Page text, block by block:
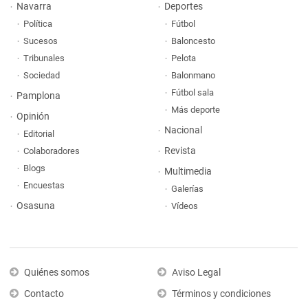
Navarra
Política
Sucesos
Tribunales
Sociedad
Pamplona
Opinión
Editorial
Colaboradores
Blogs
Encuestas
Osasuna
Deportes
Fútbol
Baloncesto
Pelota
Balonmano
Fútbol sala
Más deporte
Nacional
Revista
Multimedia
Galerías
Vídeos
Quiénes somos
Contacto
Aviso Legal
Términos y condiciones